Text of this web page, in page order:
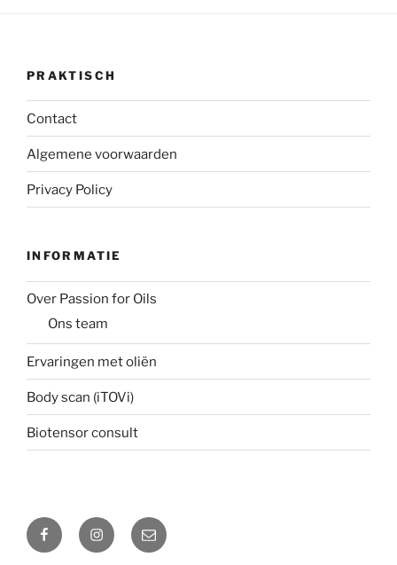
PRAKTISCH
Contact
Algemene voorwaarden
Privacy Policy
INFORMATIE
Over Passion for Oils
Ons team
Ervaringen met oliën
Body scan (iTOVi)
Biotensor consult
FacebookInstagramEmail